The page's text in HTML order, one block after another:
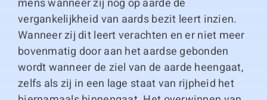
mens wanneer zij nog op aarde de
vergankelijkheid van aards bezit leert inzien.
Wanneer zij dit leert verachten en er niet meer
bovenmatig door aan het aardse gebonden
wordt wanneer de ziel van de aarde heengaat,
zelfs als zij in een lage staat van rijpheid het